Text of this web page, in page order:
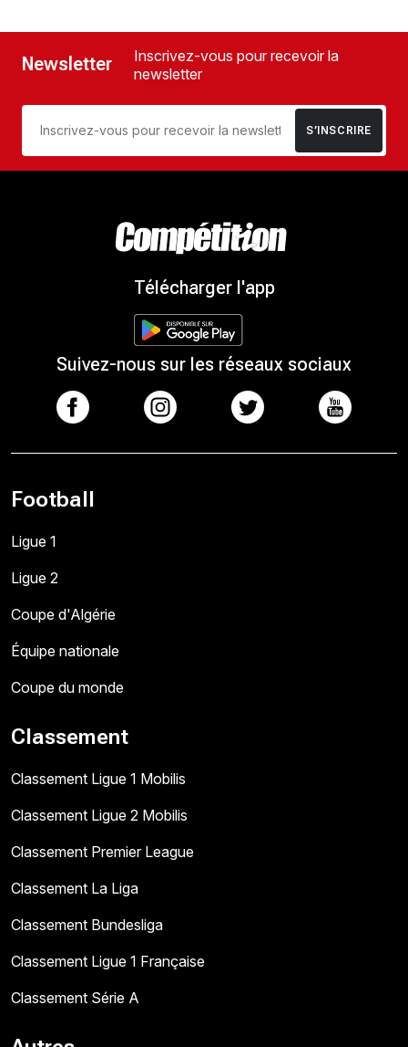
Newsletter
Inscrivez-vous pour recevoir la
newsletter
S’INSCRIRE
Télécharger l'app
Suivez-nous sur les réseaux sociaux
Football
Ligue 1
Ligue 2
Coupe d'Algérie
Équipe nationale
Coupe du monde
Classement
Classement Ligue 1 Mobilis
Classement Ligue 2 Mobilis
Classement Premier League
Classement La Liga
Classement Bundesliga
Classement Ligue 1 Française
Classement Série A